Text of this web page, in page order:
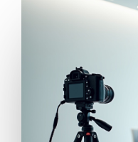
Open platform
Nextmotion VPS
Solutions